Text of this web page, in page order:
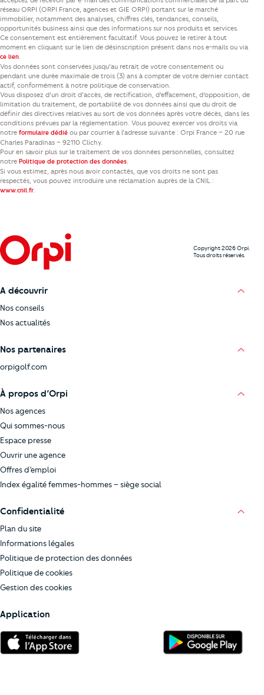
réseau ORPI (ORPI France, agences et GIE ORPI) portant sur le marché
immobilier, notamment des analyses, chiffres clés, tendances, conseils,
opportunités business ainsi que des informations sur nos produits et services.
Ce consentement est entièrement facultatif. Vous pouvez le retirer à tout
moment en cliquant sur le lien de désinscription présent dans nos e-mails ou via
ce lien.
Vos données sont conservées jusqu’au retrait de votre consentement ou
pendant une durée maximale de trois (3) ans à compter de votre dernier contact
actif, conformément à notre politique de conservation.
Vous disposez d’un droit d’accès, de rectification, d’effacement, d’opposition, de
limitation du traitement, de portabilité de vos données ainsi que du droit de
définir des directives relatives au sort de vos données après votre décès, dans les
conditions prévues par la réglementation. Vous pouvez exercer vos droits via
notre formulaire dédié ou par courrier à l’adresse suivante : Orpi France – 20 rue
Charles Paradinas – 92110 Clichy.
Pour en savoir plus sur le traitement de vos données personnelles, consultez
notre Politique de protection des données.
Si vous estimez, après nous avoir contactés, que vos droits ne sont pas
respectés, vous pouvez introduire une réclamation auprès de la CNIL :
www.cnil.fr.
Copyright 2026 Orpi.
Tous droits réservés.
A découvrir
Nos conseils
Nos actualités
Nos partenaires
orpigolf.com
À propos d’Orpi
Nos agences
Qui sommes-nous
Espace presse
Ouvrir une agence
Offres d’emploi
Index égalité femmes-hommes – siège social
Confidentialité
Plan du site
Informations légales
Politique de protection des données
Politique de cookies
Gestion des cookies
Application